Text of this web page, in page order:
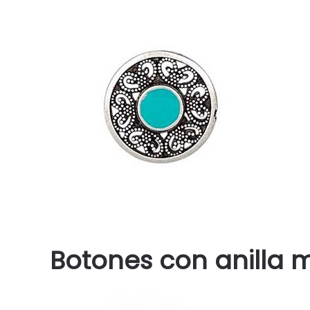
Botones con anilla